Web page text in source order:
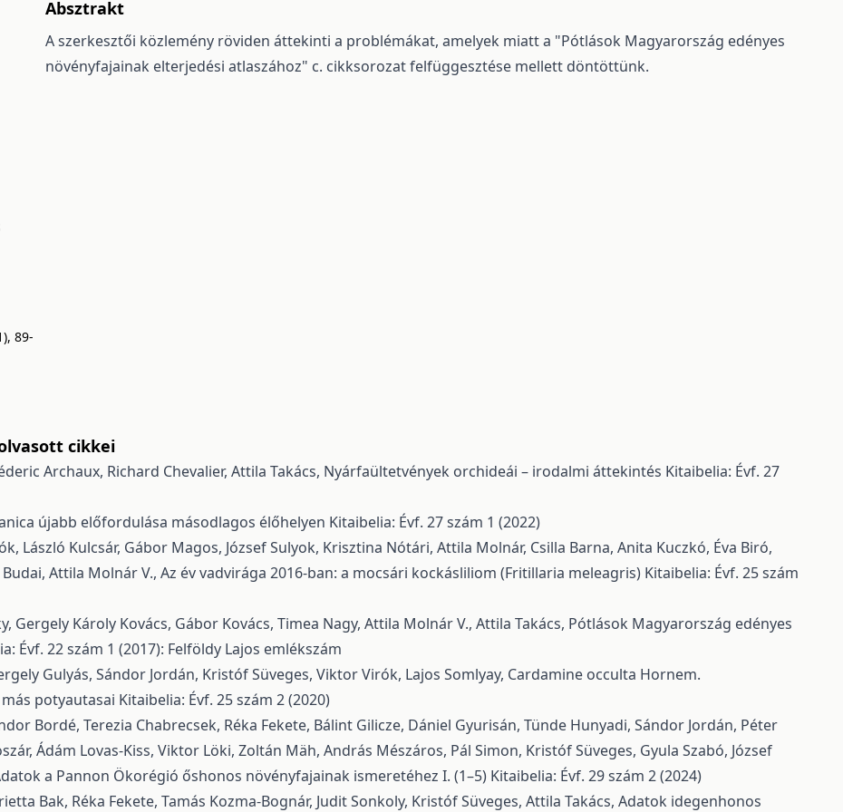
89-
Absztrakt
A szerkesztői közlemény röviden áttekinti a problémákat, amelyek miatt a "Pótlások Magyarország edényes
növényfajainak elterjedési atlaszához" c. cikksorozat felfüggesztése mellett döntöttünk.
cikkei
Archaux, Richard Chevalier, Attila Takács, Nyárfaültetvények orchideái – irodalmi áttekintés Kitaibelia: Évf. 27
újabb előfordulása másodlagos élőhelyen Kitaibelia: Évf. 27 szám 1 (2022)
László Kulcsár, Gábor Magos, József Sulyok, Krisztina Nótári, Attila Molnár, Csilla Barna, Anita Kuczkó, Éva Biró,
Attila Molnár V., Az év vadvirága 2016-ban: a mocsári kockásliliom (Fritillaria meleagris) Kitaibelia: Évf. 25 szám
Gergely Károly Kovács, Gábor Kovács, Timea Nagy, Attila Molnár V., Attila Takács, Pótlások Magyarország edényes
Évf. 22 szám 1 (2017): Felföldy Lajos emlékszám
Gulyás, Sándor Jordán, Kristóf Süveges, Viktor Virók, Lajos Somlyay, Cardamine occulta Hornem.
potyautasai Kitaibelia: Évf. 25 szám 2 (2020)
Bordé, Terezia Chabrecsek, Réka Fekete, Bálint Gilicze, Dániel Gyurisán, Tünde Hunyadi, Sándor Jordán, Péter
Ádám Lovas-Kiss, Viktor Löki, Zoltán Mäh, András Mészáros, Pál Simon, Kristóf Süveges, Gyula Szabó, József
a Pannon Ökorégió őshonos növényfajainak ismeretéhez I. (1–5) Kitaibelia: Évf. 29 szám 2 (2024)
Bak, Réka Fekete, Tamás Kozma-Bognár, Judit Sonkoly, Kristóf Süveges, Attila Takács, Adatok idegenhonos